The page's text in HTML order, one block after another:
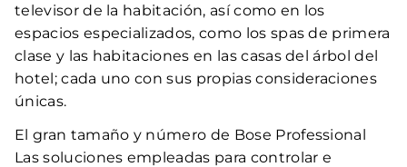
televisor de la habitación, así como en los
espacios especializados, como los spas de primera
clase y las habitaciones en las casas del árbol del
hotel; cada uno con sus propias consideraciones
únicas.
El gran tamaño y número de Bose Professional
Las soluciones empleadas para controlar e